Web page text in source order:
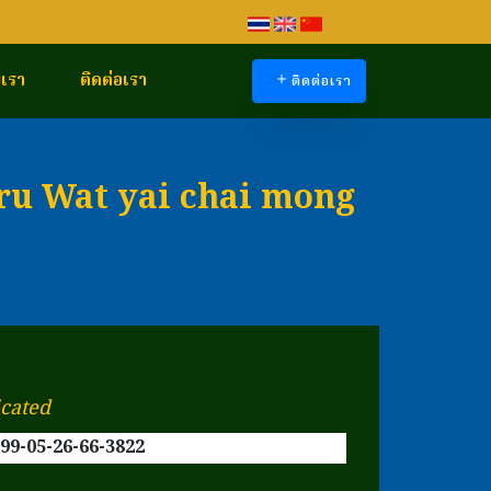
รา ติดต่อเรา ติดต่อเรา
Wat yai chai mong
05-26-66-3822